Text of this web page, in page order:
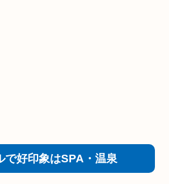
で好印象はSPA・温泉